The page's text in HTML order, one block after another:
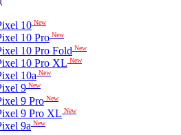
10 New
10 Pro New
10 Pro Fold New
10 Pro XL New
10a New
9 New
9 Pro New
9 Pro XL New
9a New